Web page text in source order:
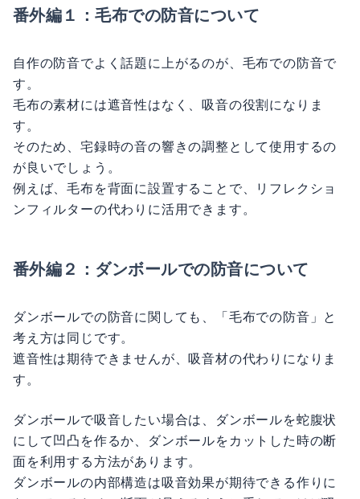
番外編１：毛布での防音について
自作の防音でよく話題に上がるのが、毛布での防音で
す。
毛布の素材には遮音性はなく、吸音の役割になりま
す。
そのため、宅録時の音の響きの調整として使用するの
が良いでしょう。
例えば、毛布を背面に設置することで、リフレクショ
ンフィルターの代わりに活用できます。
番外編２：ダンボールでの防音について
ダンボールでの防音に関しても、「毛布での防音」と
考え方は同じです。
遮音性は期待できませんが、吸音材の代わりになりま
す。
ダンボールで吸音したい場合は、ダンボールを蛇腹状
にして凹凸を作るか、ダンボールをカットした時の断
面を利用する方法があります。
ダンボールの内部構造は吸音効果が期待できる作りに